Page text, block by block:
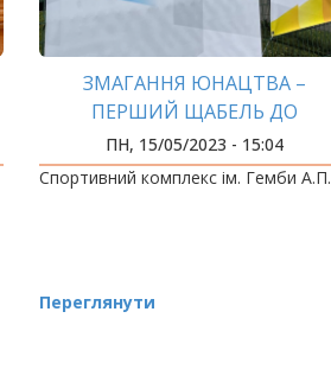
ЗМАГАННЯ ЮНАЦТВА –
ПЕРШИЙ ЩАБЕЛЬ ДО
ОЛІМПІЙСЬКИХ ЗДОБУТКІВ
ПН, 15/05/2023 - 15:04
Спортивний комплекс ім. Гемби А.П.
Переглянути